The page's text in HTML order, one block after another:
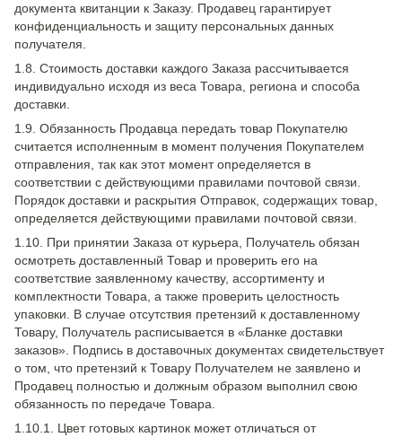
документа квитанции к Заказу. Продавец гарантирует
конфиденциальность и защиту персональных данных
получателя.
1.8. Стоимость доставки каждого Заказа рассчитывается
индивидуально исходя из веса Товара, региона и способа
доставки.
1.9. Обязанность Продавца передать товар Покупателю
считается исполненным в момент получения Покупателем
отправления, так как этот момент определяется в
соответствии с действующими правилами почтовой связи.
Порядок доставки и раскрытия Отправок, содержащих товар,
определяется действующими правилами почтовой связи.
1.10. При принятии Заказа от курьера, Получатель обязан
осмотреть доставленный Товар и проверить его на
соответствие заявленному качеству, ассортименту и
комплектности Товара, а также проверить целостность
упаковки. В случае отсутствия претензий к доставленному
Товару, Получатель расписывается в «Бланке доставки
заказов». Подпись в доставочных документах свидетельствует
о том, что претензий к Товару Получателем не заявлено и
Продавец полностью и должным образом выполнил свою
обязанность по передаче Товара.
1.10.1. Цвет готовых картинок может отличаться от